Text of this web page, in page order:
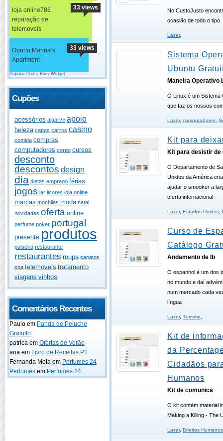
loja online786
reparação de
telemoveis
33 views
Oporto Marina’s
Apartment
33 views
Popular Posts Bars Widget
Cupões
acessórios algarve apoio
beleza capas carros casino
comida compras
computadores corpo cursos
desconto
descontos design
dia dietas emprego férias
jogos lar licores loja online
marcas mochilas moda natal
novidades oferta online
perfume poker portugal
presente produtos
pulseira restaurante
restaurantes roupa sapatos
spa telemoveis tratamento
viagens vinhos
Comentários Recentes
Paulo em Panda de Peluche
Gratuito
patrica em Ofertas de Verão
ana em Livro de Receitas PT
Fernanda Mota em Perfumes 24
Perfumes em Perfumes 24
No CustoJusto
ocasião de todo o tipo
Lazer,
Sistema
Ubuntu
Maneira Operativo
O Linux é um
que faz os nossos
Lazer,computadores,
Kit para
Kit para desistir de
O Departamento de
Unidos da América
ajudar o smooker a
oferta internacional
Lazer, Estados Unidos,
Curso de
Catálogo
Andamento de Ib
O espanhol é um dos
no mundo e daí
num mercado cada
língua
Lazer,Turismo,
Kit de
da
Cidadãos
Humanos
Kit de comunica
O kit contém material
Making a Killing - The
Lazer, Direitos Humanos